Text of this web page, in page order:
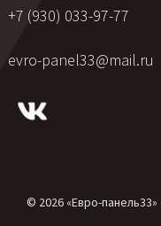
+7 (930) 033-97-77
evro-panel33@mail.ru
© 2026 «Евро-панель33»